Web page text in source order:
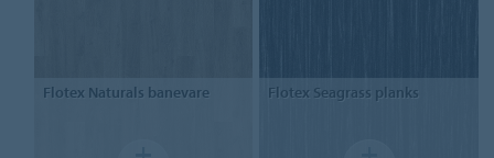
Flotex Naturals banevare Flotex Seagrass planks